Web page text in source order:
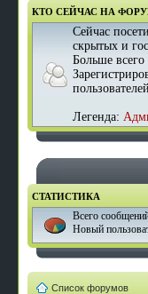
КТО СЕЙЧАС НА
Сейчас
скрытых и
Больше всего
пользователей
Легенда:
СТАТИСТИКА
Всего
Новый
Список форумов